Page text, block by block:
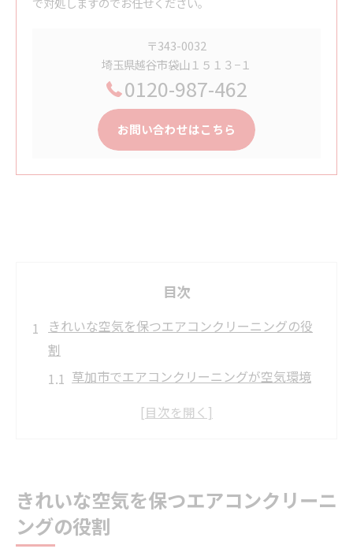
〒343-0032
埼玉県越谷市袋山１５１３−１
0120-987-462
お問い合わせはこちら
目次
きれいな空気を保つエアコンクリーニングの役
割
草加市でエアコンクリーニングが空気環境
グ頻度
エアコンクリーニングの必要性を実感する
きれいな空気を保つエアコンクリーニ
ングの役割